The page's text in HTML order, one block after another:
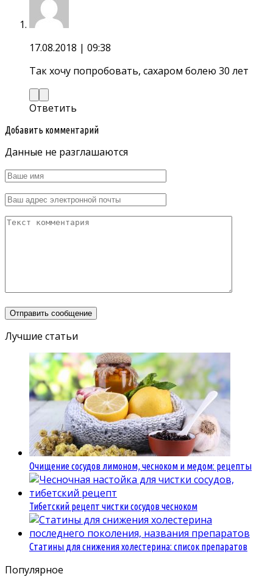
17.08.2018 | 09:38
Так хочу попробовать, сахаром болею 30 лет
Ответить
Добавить комментарий
Данные не разглашаются
Лучшие статьи
Очищение сосудов лимоном, чесноком и медом: рецепты
Тибетский рецепт чистки сосудов чесноком
Статины для снижения холестерина: список препаратов
Популярное